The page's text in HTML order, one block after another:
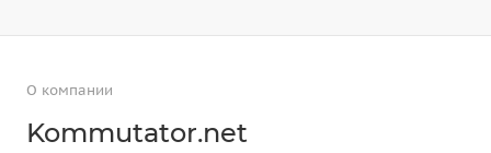
О компании
Kommutator.net